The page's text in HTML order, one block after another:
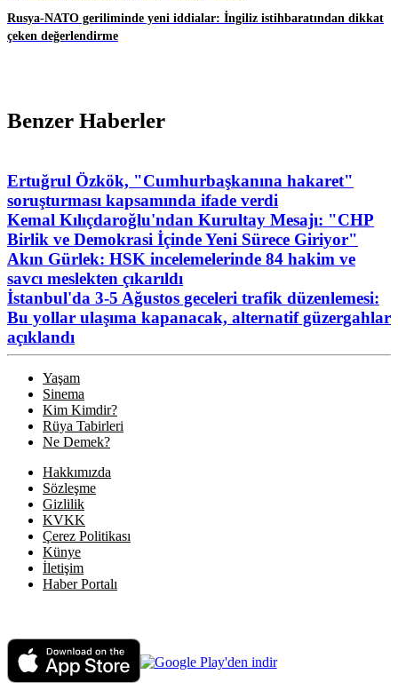
Rusya-NATO geriliminde yeni iddialar: İngiliz istihbaratından dikkat
çeken değerlendirme
Benzer Haberler
Ertuğrul Özkök, "Cumhurbaşkanına hakaret"
soruşturması kapsamında ifade verdi
Kemal Kılıçdaroğlu'ndan Kurultay Mesajı: "CHP
Birlik ve Demokrasi İçinde Yeni Sürece Giriyor"
Akın Gürlek: HSK incelemelerinde 84 hakim ve
savcı meslekten çıkarıldı
İstanbul'da 3-5 Ağustos geceleri trafik düzenlemesi:
Bu yollar ulaşıma kapanacak, alternatif güzergahlar
açıklandı
Yaşam
Sinema
Kim Kimdir?
Rüya Tabirleri
Ne Demek?
Hakkımızda
Sözleşme
Gizlilik
KVKK
Çerez Politikası
Künye
İletişim
Haber Portalı